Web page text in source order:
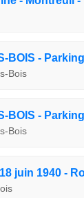
BOIS -
Bois
BOIS -
Bois
juin 1940 -